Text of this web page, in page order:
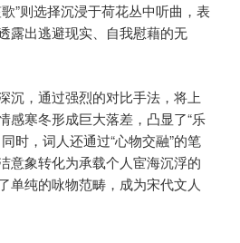
”则选择沉浸于荷花丛中听曲，表
露出逃避现实、自我慰藉的无
沉，通过强烈的对比手法，将上
感寒冬形成巨大落差，凸显了“乐
时，词人还通过“心物交融”的笔
意象转化为承载个人宦海沉浮的
单纯的咏物范畴，成为宋代文人